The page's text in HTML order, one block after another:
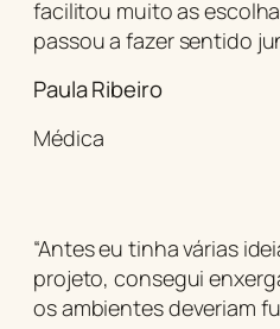
facilitou muito as
passou a fazer sentido
Paula Ribeiro
Médica
“Antes eu tinha várias
projeto, consegui
os ambientes deveriam